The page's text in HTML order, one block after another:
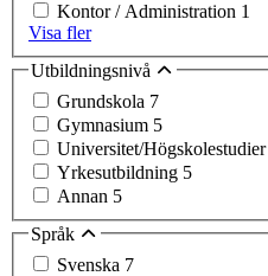
Kontor / Administration 1
Visa fler
Utbildningsnivå
Grundskola 7
Gymnasium 5
Universitet/Högskolestudier
Yrkesutbildning 5
Annan 5
Språk
Svenska 7